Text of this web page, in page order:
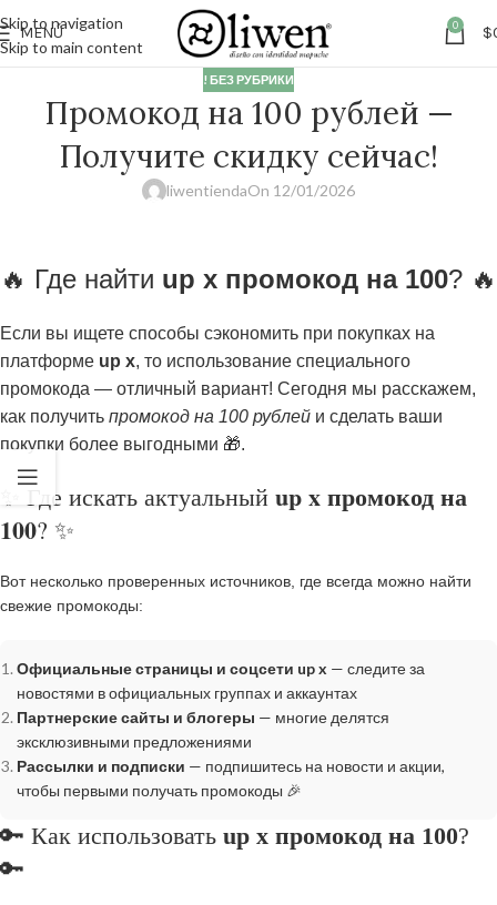
Skip to navigation
Skip to main content
MENÚ 0 $
! БЕЗ РУБРИКИ
Промокод на 100 рублей —
Получите скидку сейчас!
liwentiendaOn 12/01/2026
🔥 Где найти up x промокод на 100? 🔥
Если вы ищете способы сэкономить при покупках на
платформе up x, то использование специального
промокода — отличный вариант! Сегодня мы расскажем,
как получить промокод на 100 рублей и сделать ваши
покупки более выгодными 🎁.
✨ Где искать актуальный up x промокод на
100? ✨
Вот несколько проверенных источников, где всегда можно найти
свежие промокоды:
Официальные страницы и соцсети up x — следите за
новостями в официальных группах и аккаунтах
Партнерские сайты и блогеры — многие делятся
эксклюзивными предложениями
Рассылки и подписки — подпишитесь на новости и акции,
чтобы первыми получать промокоды 🎉
🔑 Как использовать up x промокод на 100?
🔑